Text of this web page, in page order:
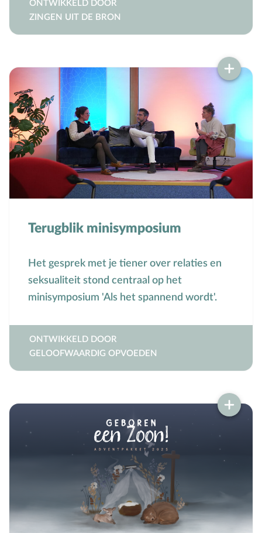
ONTWIKKELD DOOR
ZINGEN UIT DE BRON
Terugblik minisymposium
Het gesprek met je tiener over relaties en
seksualiteit stond centraal op het
minisymposium 'Als het spannend wordt'.
ONTWIKKELD DOOR
GELOOFWAARDIG OPVOEDEN